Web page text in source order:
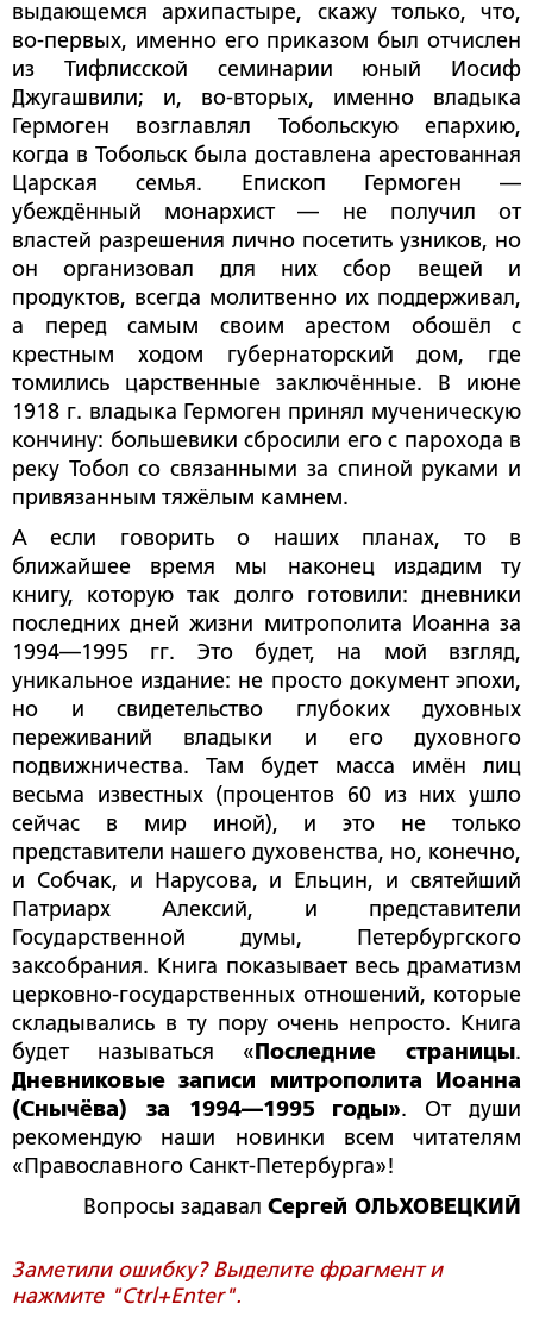
выдающемся архипастыре, скажу только, что,
во-первых, именно его приказом был отчислен
из Тифлисской семинарии юный Иосиф
Джугашвили; и, во-вторых, именно владыка
Гермоген возглавлял Тобольскую епархию,
когда в Тобольск была доставлена арестованная
Царская семья. Епископ Гермоген —
убеждённый монархист — не получил от
властей разрешения лично посетить узников, но
он организовал для них сбор вещей и
продуктов, всегда молитвенно их поддерживал,
а перед самым своим арестом обошёл с
крестным ходом губернаторский дом, где
томились царственные заключённые. В июне
1918 г. владыка Гермоген принял мученическую
кончину: большевики сбросили его с парохода в
реку Тобол со связанными за спиной руками и
привязанным тяжёлым камнем.
А если говорить о наших планах, то в
ближайшее время мы наконец издадим ту
книгу, которую так долго готовили: дневники
последних дней жизни митрополита Иоанна за
1994—1995 гг. Это будет, на мой взгляд,
уникальное издание: не просто документ эпохи,
но и свидетельство глубоких духовных
переживаний владыки и его духовного
подвижничества. Там будет масса имён лиц
весьма известных (процентов 60 из них ушло
сейчас в мир иной), и это не только
представители нашего духовенства, но, конечно,
и Собчак, и Нарусова, и Ельцин, и святейший
Патриарх Алексий, и представители
Государственной думы, Петербургского
заксобрания. Книга показывает весь драматизм
церковно-государственных отношений, которые
складывались в ту пору очень непросто. Книга
будет называться «Последние страницы.
Дневниковые записи митрополита Иоанна
(Снычёва) за 1994—1995
годы». От души
рекомендую наши новинки всем читателям
«Православного Санкт-Петербурга»!
Вопросы задавал Сергей ОЛЬХОВЕЦКИЙ
Заметили ошибку? Выделите фрагмент и
нажмите "Ctrl+Enter".